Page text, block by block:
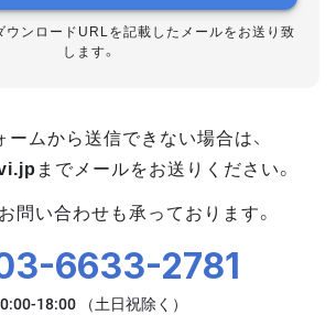
ウンロードURLを記載したメールをお送り致
します。
ムから送信できない場合は、
までメールをお送りください。
問い合わせも承っております。
6633-2781